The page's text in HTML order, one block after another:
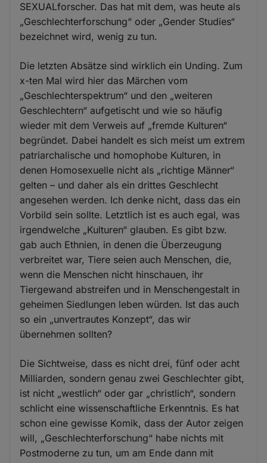
SEXUALforscher. Das hat mit dem, was heute als
„Geschlechterforschung“ oder „Gender Studies“
bezeichnet wird, wenig zu tun.
Die letzten Absätze sind wirklich ein Unding. Zum
x-ten Mal wird hier das Märchen vom
„Geschlechterspektrum“ und den „weiteren
Geschlechtern“ aufgetischt und wie so häufig
wieder mit dem Verweis auf „fremde Kulturen“
begründet. Dabei handelt es sich meist um extrem
patriarchalische und homophobe Kulturen, in
denen Homosexuelle nicht als „richtige Männer“
gelten – und daher als ein drittes Geschlecht
angesehen werden. Ich denke nicht, dass das ein
Vorbild sein sollte. Letztlich ist es auch egal, was
irgendwelche „Kulturen“ glauben. Es gibt bzw.
gab auch Ethnien, in denen die Überzeugung
verbreitet war, Tiere seien auch Menschen, die,
wenn die Menschen nicht hinschauen, ihr
Tiergewand abstreifen und in Menschengestalt in
geheimen Siedlungen leben würden. Ist das auch
so ein „unvertrautes Konzept“, das wir
übernehmen sollten?
Die Sichtweise, dass es nicht drei, fünf oder acht
Milliarden, sondern genau zwei Geschlechter gibt,
ist nicht „westlich“ oder gar „christlich“, sondern
schlicht eine wissenschaftliche Erkenntnis. Es hat
schon eine gewisse Komik, dass der Autor zeigen
will, „Geschlechterforschung“ habe nichts mit
Postmoderne zu tun, um am Ende dann mit